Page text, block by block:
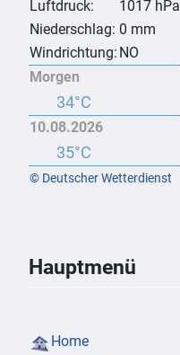
Hauptmenü
Home
Luftdruck:
1017 hPa
Niederschlag: 0 mm
Windrichtung: NO
Morgen
34°C
10.08.2026
35°C
© Deutscher Wetterdienst